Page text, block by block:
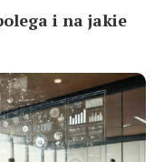
i na jakie